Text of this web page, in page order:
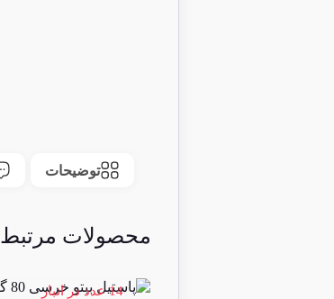
توضیحات
محصولات مرتبط
14 عدد در انبار